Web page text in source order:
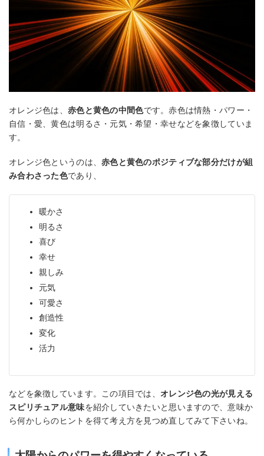
オレンジ色は、 赤色と黄色の中間色です。赤色は情熱・パワー・
自信・愛、黄色は明るさ・元気・希望・幸せなどを象徴していま
す。
オレンジ色というのは、赤色と黄色のポジティブな部分だけが組
み合わさった色であり、
暖かさ
明るさ
喜び
幸せ
親しみ
元気
可愛さ
創造性
変化
活力
などを象徴しています。この項目では、オレンジ色の光が見える
スピリチュアル意味を紹介していきたいと思いますので、意味か
ら何かしらのヒントを得て考え方を見つめ直してみて下さいね。